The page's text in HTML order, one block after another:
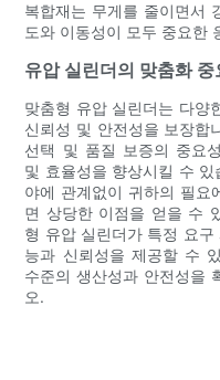
복합재는 무게를 줄이면서
도와 이동성이 모두 중요한
유압 실린더의 맞춤화
맞춤형 유압 실린더는 다양
신뢰성 및 안전성을 보장합
선택 및 품질 보증의 중요
및 효율성을 향상시킬 수
야에 관계없이 귀하의 필요
면 상당한 이점을 얻을 수
형 유압 실린더가 특정 요
능과 신뢰성을 제공할 수
수준의 생산성과 안전성을
오.